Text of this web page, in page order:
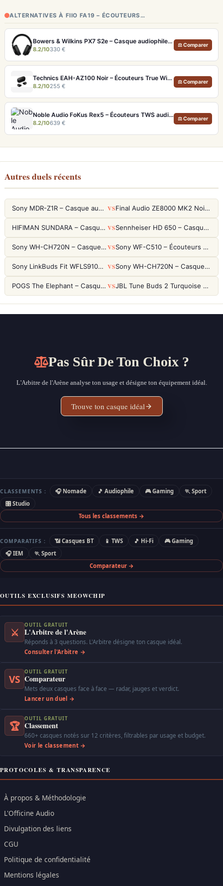
ALTERNATIVES À FIIO FA19 – ÉCOUTEURS…
Bowers & Wilkins PX7 S2e – Casque audiophile sans fil ANC 30h
8.2/10330 €
⚖ Comparer
Technics EAH-AZ100 Noir – Écouteurs True Wireless audiophiles avec drivers MFD et autonomie 29h
8.2/10255 €
⚖ Comparer
Noble Audio FoKus Rex5 – Écouteurs TWS audiophiles tribrides
8.2/10639 €
⚖ Comparer
Autres duels récents
Sony MDR-Z1R – Casque audiophile fermé haute résolution VS Final Audio ZE8000 MK2 Noir – Écouteurs True Wireless audiophiles 8K Sound
HIFIMAN SUNDARA – Casque Planar Magnetic Ouvert Over-Ear Audiophile VS Sennheiser HD 650 – Casque audiophile ouvert pour l'écoute analytique
Sony WH-CH720N – Casque ANC 35h, Ultra-léger (192g) avec Processeur V1 VS Sony WF-C510 – Écouteurs True Wireless compacts, autonomie 22h et multipoint
Sony LinkBuds Fit WFLS910NW Blanc – Écouteurs Sport Ailes ANC VS Sony WH-CH720N – Casque ANC 35h, Ultra-léger (192g) avec Processeur V1
POGS The Elephant – Casque Filaire Enfants 85dB POGS-Safe™ (Éco-Responsable) VS JBL Tune Buds 2 Turquoise – Écouteurs True Wireless avec ANC et autonomie 48h
Pas Sûr De Ton Choix ?
L'Arbitre de l'Arène analyse ton usage et désigne ton équipement idéal.
Trouve ton casque idéal
CLASSEMENTS : 🎧 Nomade 🎵 Audiophile 🎮 Gaming
🏃 Sport
🎛 Studio
Tous les classements →
COMPARATIFS : 📶 Casques BT 📱 TWS 🎵 Hi-Fi
🎮 Gaming
🎧 IEM
🏃 Sport
Comparateur →
OUTILS EXCLUSIFS MEOWCHIP
⚔
OUTIL GRATUIT
L'Arbitre de l'Arène
Réponds à 3 questions. L'Arbitre désigne ton casque idéal.
Consulter l'Arbitre →
VS
OUTIL GRATUIT
Comparateur
Mets deux casques face à face — radar, jauges et verdict.
Lancer un duel →
🏆
OUTIL GRATUIT
Classement
660+ casques notés sur 12 critères, filtrables par usage et budget.
Voir le classement →
PROTOCOLES & TRANSPARENCE
À propos & Méthodologie
L'Officine Audio
Divulgation des liens
CGU
Politique de confidentialité
Mentions légales